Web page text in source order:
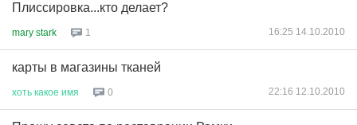
Плиссировка...кто делает?
mary stark 1 16:25 14.10.2010
карты в магазины тканей
хоть какое имя 0 22:16 12.10.2010